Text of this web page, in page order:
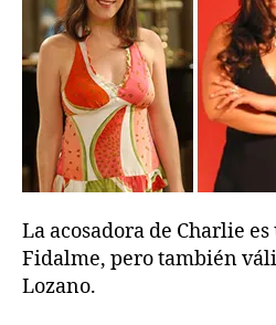
La acosadora de Charlie
Fidalme, pero también
Lozano.